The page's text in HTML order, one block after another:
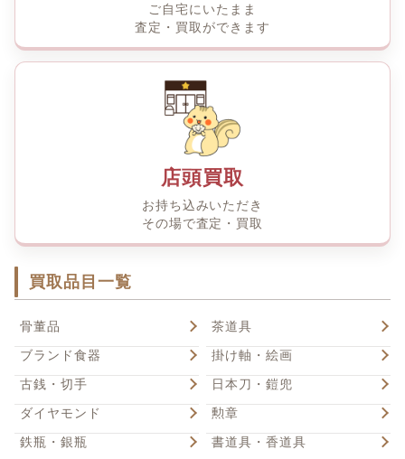
ご自宅にいたまま
査定・買取ができます
店頭買取
お持ち込みいただき
その場で査定・買取
買取品目一覧
骨董品
茶道具
ブランド食器
掛け軸・絵画
古銭・切手
日本刀・鎧兜
ダイヤモンド
勲章
鉄瓶・銀瓶
書道具・香道具